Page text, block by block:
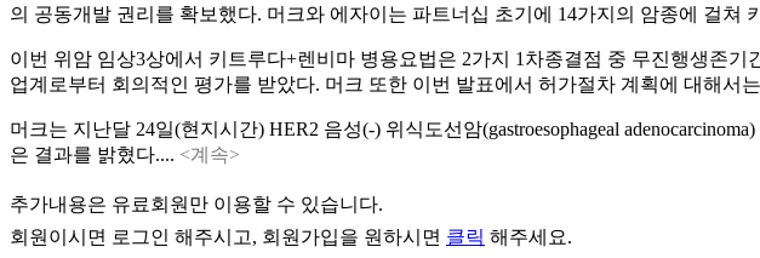
의 공동개발 권리를 확보했다. 머크와 에자이는 파트너십 초기에 14가지의 암종에 걸
이번 위암 임상3상에서 키트루다+렌비마 병용요법은 2가지 1차종결점 중 무진행생존
업계로부터 회의적인 평가를 받았다. 머크 또한 이번 발표에서 허가절차 계획에 대해서
머크는 지난달 24일(현지시간) HER2 음성(-) 위식도선암(gastroesophageal
은 결과를 밝혔다.... <계속>
추가내용은 유료회원만 이용할 수 있습니다.
회원이시면 로그인 해주시고, 회원가입을 원하시면 클릭 해주세요.